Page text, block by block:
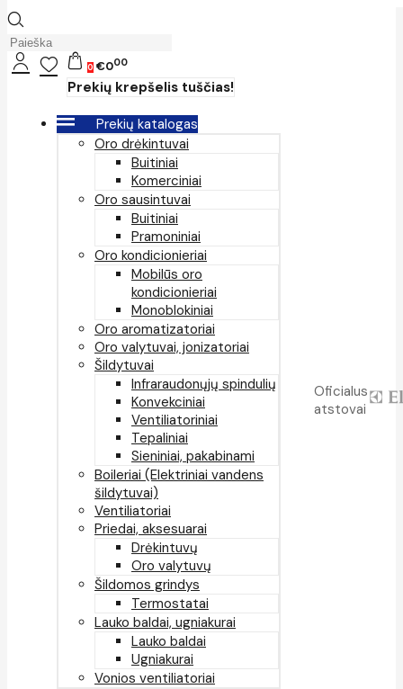
0 €000
Prekių krepšelis tuščias!
Prekių katalogas
Oro drėkintuvai
Buitiniai
Komerciniai
Oro sausintuvai
Buitiniai
Pramoniniai
Oro kondicionieriai
Mobilūs oro
kondicionieriai
Monoblokiniai
Oro aromatizatoriai
Oro valytuvai, jonizatoriai
Šildytuvai
Infraraudonųjų spindulių
Konvekciniai
Ventiliatoriniai
Tepaliniai
Sieniniai, pakabinami
Boileriai (Elektriniai vandens
šildytuvai)
Ventiliatoriai
Priedai, aksesuarai
Drėkintuvų
Oro valytuvų
Šildomos grindys
Termostatai
Lauko baldai, ugniakurai
Lauko baldai
Ugniakurai
Vonios ventiliatoriai
Oficialus
atstovai